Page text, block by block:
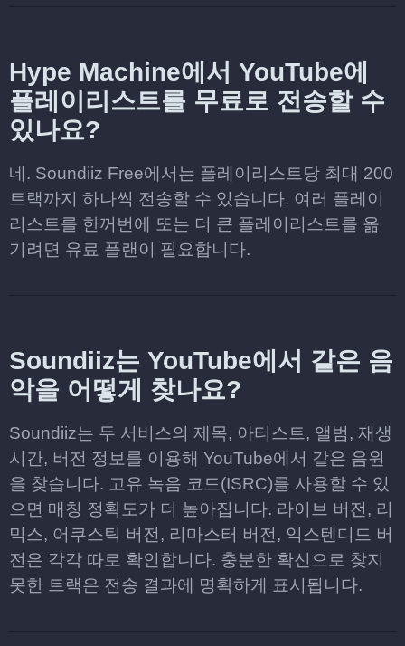
Hype Machine에서 YouTube에
플레이리스트를 무료로 전송할 수
있나요?
네. Soundiiz Free에서는 플레이리스트당 최대 200
트랙까지 하나씩 전송할 수 있습니다. 여러 플레이
리스트를 한꺼번에 또는 더 큰 플레이리스트를 옮
기려면 유료 플랜이 필요합니다.
Soundiiz는 YouTube에서 같은 음
악을 어떻게 찾나요?
Soundiiz는 두 서비스의 제목, 아티스트, 앨범, 재생
시간, 버전 정보를 이용해 YouTube에서 같은 음원
을 찾습니다. 고유 녹음 코드(ISRC)를 사용할 수 있
으면 매칭 정확도가 더 높아집니다. 라이브 버전, 리
믹스, 어쿠스틱 버전, 리마스터 버전, 익스텐디드 버
전은 각각 따로 확인합니다. 충분한 확신으로 찾지
못한 트랙은 전송 결과에 명확하게 표시됩니다.